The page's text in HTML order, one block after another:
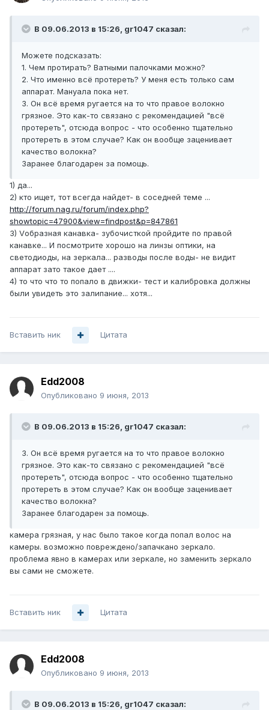
В 09.06.2013 в 15:26, gr1047 сказал:
Можете подсказать:
1. Чем протирать? Ватными палочками можно?
2. Что именно всё протереть? У меня есть только сам
аппарат. Мануала пока нет.
3. Он всё время ругается на то что правое волокно
грязное. Это как-то связано с рекомендацией "всё
протереть", отсюда вопрос - что особенно тщательно
протереть в этом случае? Как он вообще заценивает
качество волокна?
Заранее благодарен за помощь.
1) да...
2) кто ищет, тот всегда найдет- в соседней теме ...
http://forum.nag.ru/forum/index.php?
showtopic=47900&view=findpost&p=847861
3) Vобразная канавка- зубочисткой пройдите по правой
канавке... И посмотрите хорошо на линзы оптики, на
светодиоды, на зеркала... разводы после воды- не видит
аппарат зато такое дает ....
4) то что что то попало в движки- тест и калибровка должны
были увидеть это залипание... хотя...
Вставить ник Цитата
Edd2008
Опубликовано 9 июня, 2013
В 09.06.2013 в 15:26, gr1047 сказал:
3. Он всё время ругается на то что правое волокно
грязное. Это как-то связано с рекомендацией "всё
протереть", отсюда вопрос - что особенно тщательно
протереть в этом случае? Как он вообще заценивает
качество волокна?
Заранее благодарен за помощь.
камера грязная, у нас было такое когда попал волос на
камеры. возможно повреждено/запачкано зеркало.
проблема явно в камерах или зеркале, но заменить зеркало
вы сами не сможете.
Вставить ник Цитата
Edd2008
Опубликовано 9 июня, 2013
В 09.06.2013 в 15:26, gr1047 сказал: